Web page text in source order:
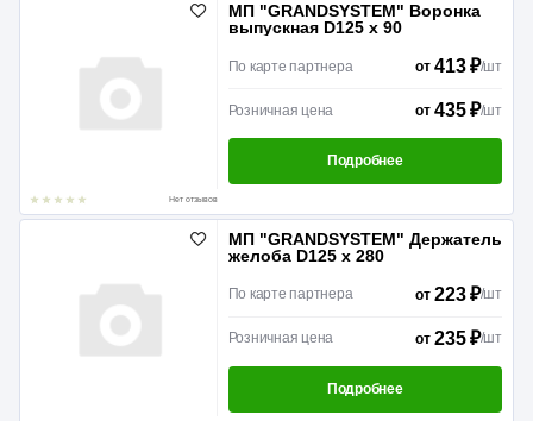
Нет отзывов
МП "GRANDSYSTEM" Воронка
выпускная D125 x 90
По карте партнера от413 ₽/шт
Розничная цена от435 ₽/шт
Подробнее
МП "GRANDSYSTEM" Держатель
желоба D125 x 280
По карте партнера от223 ₽/шт
Розничная цена от235 ₽/шт
Подробнее